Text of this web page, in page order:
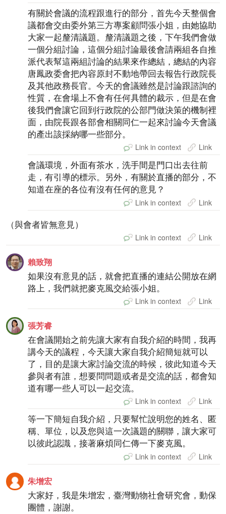
有關於會議的流程跟進行的部分，首先今天整個會
議都會交由委外第三方專案顧問張小姐，由她協助
大家一起釐清議題。釐清議題之後，下午我們會做
一個分組討論，這個分組討論最後會請兩組各自推
派代表幫這兩組討論的結果來作總結，總結的內容
唐鳳政委會把內容原封不動地帶回去報告行政院長
及其他政務長官。今天的會議雖然是討論跟諮詢的
性質，在會場上不會有任何具體的裁示，但是在會
後我們會讓它回到行政院的公部門做決策的機制裡
面，由院長跟各部會相關同仁一起來討論今天會議
的產出該採納哪一些部分。
Link in context Link
會議環境，外面有茶水，洗手間是門口出去往前
走，有引導的標示。另外，有關於直播的部分，不
知道在座的各位有沒有任何的意見？
Link in context Link
（與會者皆無意見）
Link in context Link
賴致翔
如果沒有意見的話，就會把直播的連結公開放在網
路上，我們就把麥克風交給張小姐。
Link in context Link
張芳睿
在會議開始之前先讓大家有自我介紹的時間，我再
講今天的議程，今天讓大家自我介紹簡短就可以
了，目的是讓大家討論交流的時候，彼此知道今天
參與者有誰，想要問問題或者是交流的話，都會知
道有哪一些人可以一起交流。
Link in context Link
等一下簡短自我介紹，只要幫忙說明您的姓名、匿
稱、單位，以及您與這一次議題的關聯，讓大家可
以彼此認識，接著麻煩同仁傳一下麥克風。
Link in context Link
朱增宏
大家好，我是朱增宏，臺灣動物社會研究會，動保
團體，謝謝。